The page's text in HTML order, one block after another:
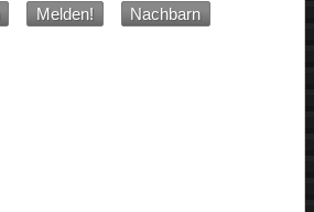
Melden!
Nachbarn